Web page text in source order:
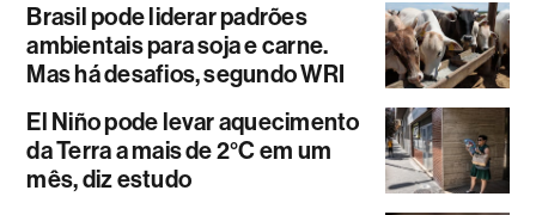
Brasil pode liderar padrões
ambientais para soja e carne.
Mas há desafios, segundo WRI
El Niño pode levar aquecimento
da Terra a mais de 2°C em um
mês, diz estudo